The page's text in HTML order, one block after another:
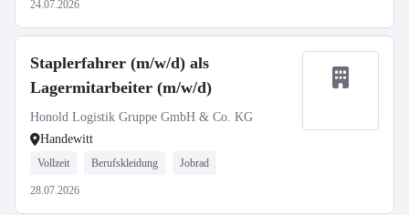
24.07.2026
Staplerfahrer (m/w/d) als
Lagermitarbeiter (m/w/d)
Honold Logistik Gruppe GmbH & Co. KG
Handewitt
Vollzeit Berufskleidung Jobrad
28.07.2026